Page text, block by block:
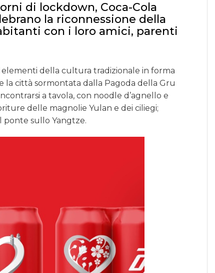
di lockdown, Coca-Cola
la riconnessione della
con i loro amici, parenti
della cultura tradizionale in forma
la città sormontata dalla Pagoda della Gru
a tavola, con noodle d’agnello e
delle magnolie Yulan e dei ciliegi;
sullo Yangtze.